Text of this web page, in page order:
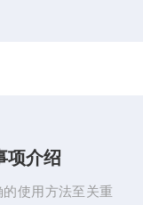
项介绍
使用方法至关重